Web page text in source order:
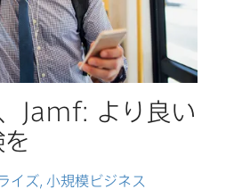
、 Jamf: より​良い​
イズ 小規模ビジネス